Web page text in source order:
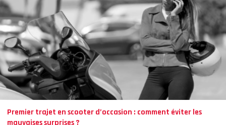
Premier trajet en scooter d’occasion : comment éviter les
mauvaises surprises ?